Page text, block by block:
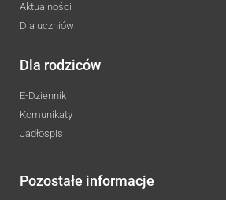
Aktualności
Dla uczniów
Dla rodziców
E-Dziennik
Komunikaty
Jadłospis
Pozostałe informacje